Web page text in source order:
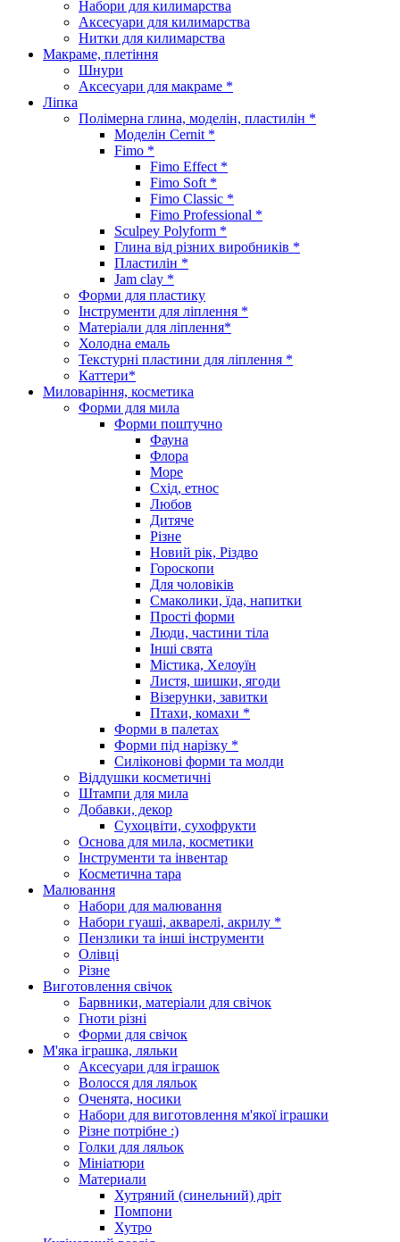
Набори для килимарства
Аксесуари для килимарства
Нитки для килимарства
Макраме, плетіння
Шнури
Аксесуари для макраме *
Ліпка
Полімерна глина, моделін, пластилін *
Моделін Cernit *
Fimo *
Fimo Effect *
Fimo Soft *
Fimo Classic *
Fimo Professional *
Sculpey Polyform *
Глина від різних виробників *
Пластилін *
Jam clay *
Форми для пластику
Інструменти для ліплення *
Матеріали для ліплення*
Холодна емаль
Текстурні пластини для ліплення *
Каттери*
Миловаріння, косметика
Форми для мила
Форми поштучно
Фауна
Флора
Море
Схід, етнос
Любов
Дитяче
Різне
Новий рік, Різдво
Гороскопи
Для чоловіків
Смаколики, їда, напитки
Прості форми
Люди, частини тіла
Інші свята
Містика, Хелоуїн
Листя, шишки, ягоди
Візерунки, завитки
Птахи, комахи *
Форми в палетах
Форми під нарізку *
Силіконові форми та молди
Віддушки косметичні
Штампи для мила
Добавки, декор
Сухоцвіти, сухофрукти
Основа для мила, косметики
Інструменти та інвентар
Косметична тара
Малювання
Набори для малювання
Набори гуаші, акварелі, акрилу *
Пензлики та інші інструменти
Олівці
Різне
Виготовлення свічок
Барвники, матеріали для свічок
Гноти різні
Форми для свічок
М'яка іграшка, ляльки
Аксесуари для іграшок
Волосся для ляльок
Оченята, носики
Набори для виготовлення м'якої іграшки
Різне потрібне :)
Голки для ляльок
Мініатюри
Материали
Хутряний (синельний) дріт
Помпони
Хутро